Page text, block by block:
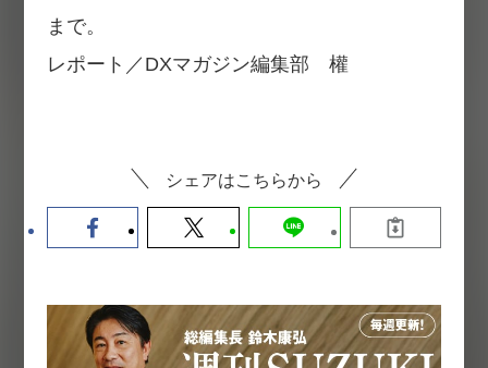
まで。
レポート／DXマガジン編集部 權
シェアはこちらから